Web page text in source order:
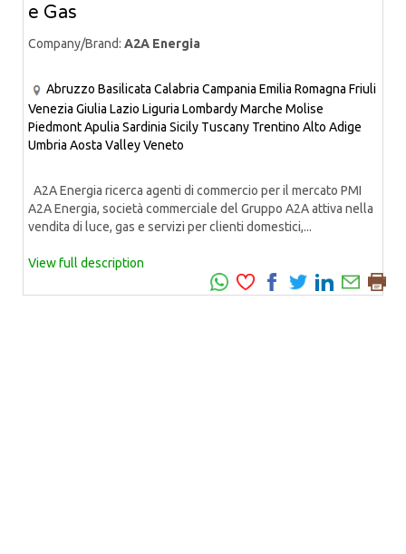
e Gas
Company/Brand: A2A Energia
Abruzzo Basilicata Calabria Campania Emilia Romagna Friuli
Venezia Giulia Lazio Liguria LombardyMarche Molise
PiedmontApulia Sardinia Sicily Tuscany Trentino Alto Adige
Umbria Aosta ValleyVeneto
A2A Energia ricerca agenti di commercio per il mercato PMI
A2A Energia, società commerciale del Gruppo A2A attiva nella
vendita di luce, gas e servizi per clienti domestici,...
View full description